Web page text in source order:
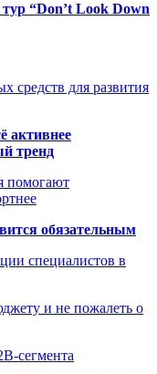
“Don’t Look Down
средств для развития
активнее
тренд
помогают
обязательным
специалистов в
и не пожалеть о
сегмента